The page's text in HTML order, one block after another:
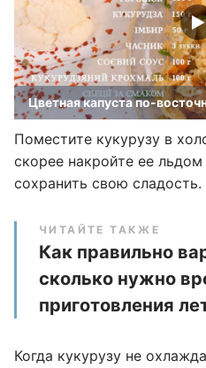
Цветная капуста по-
Поместите кукурузу в
скорее накройте ее
сохранить свою сладость.
ЧИТАЙТЕ ТАКЖЕ
Как правильно
сколько нужно
приготовления
Когда кукурузу не